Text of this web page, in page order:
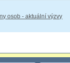
osob - aktuální výzvy